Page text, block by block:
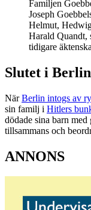
Familjen
Joseph
Helmut,
Harald Quandt,
tidigare
Slutet i Berlin
NärBerlin intogs av
sin familj i Hitlers
dödade sina barn
tillsammans och
ANNONS